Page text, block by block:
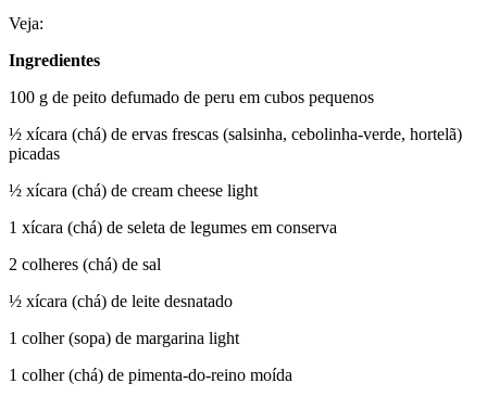
Veja:
Ingredientes
100 g de peito defumado de peru em cubos pequenos
½ xícara (chá) de ervas frescas (salsinha, cebolinha-verde, hortelã)
picadas
½ xícara (chá) de cream cheese light
1 xícara (chá) de seleta de legumes em conserva
2 colheres (chá) de sal
½ xícara (chá) de leite desnatado
1 colher (sopa) de margarina light
1 colher (chá) de pimenta-do-reino moída